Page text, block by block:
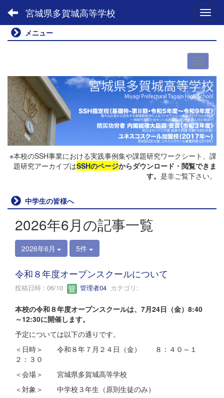
宮城県多賀城高等学校
メニュー
※本校のSSH事業における実践事例集や課題研究ワークシート、課
題研究アーカイブはSSHのページからダウンロード・閲覧できま
す。 是非ご覧下さい。
中学生の皆様へ
2026年6月の記事一覧
2026年6月 5件
令和８年度オープンスクールについて
投稿日時 : 06/10 管理者04 カテゴリ:
本校の令和８年度オープンスクールは、7月24日（金）8:40
～12:30に開催します。
予定については以下の通りです。
＜日時＞ 令和８年７月２４日（金） ８：４０～１
２：３０
＜会場＞ 宮城県多賀城高等学校
＜対象＞ 中学校３年生（原則生徒のみ）